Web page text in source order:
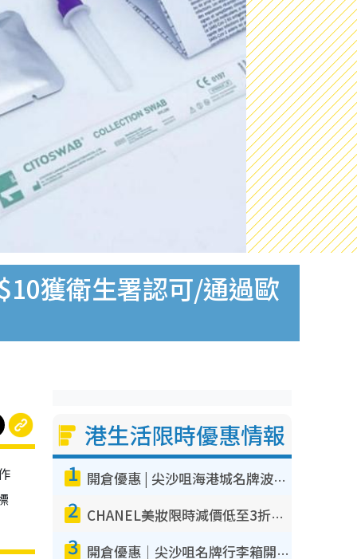
獲衛生署認可/通過歐
港生活限時優惠情報
1 開倉優惠 | 尖沙咀海港城名牌波鞋開倉低至1折！On鞋$899起／Joy&Peace鞋履$98起
2 CHANEL美妝限時減價低至3折！人氣粉底/唇膏/精華液低至$275！COCO香水都有平
3 開倉優惠｜尖沙咀名牌行李箱開倉低至4折！一連5日 American Tourister/ace./Hallmark $200起！